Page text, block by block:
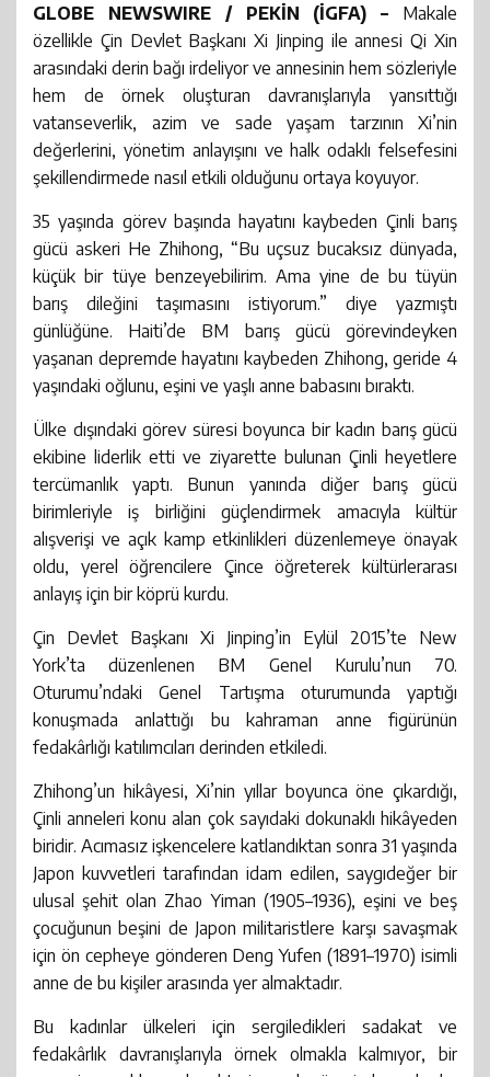
GLOBE NEWSWIRE / PEKİN (İGFA) – Makale
özellikle Çin Devlet Başkanı Xi Jinping ile annesi Qi Xin
arasındaki derin bağı irdeliyor ve annesinin hem sözleriyle
hem de örnek oluşturan davranışlarıyla yansıttığı
vatanseverlik, azim ve sade yaşam tarzının Xi’nin
değerlerini, yönetim anlayışını ve halk odaklı felsefesini
şekillendirmede nasıl etkili olduğunu ortaya koyuyor.
35 yaşında görev başında hayatını kaybeden Çinli barış
gücü askeri He Zhihong, “Bu uçsuz bucaksız dünyada,
küçük bir tüye benzeyebilirim. Ama yine de bu tüyün
barış dileğini taşımasını istiyorum.” diye yazmıştı
günlüğüne. Haiti’de BM barış gücü görevindeyken
yaşanan depremde hayatını kaybeden Zhihong, geride 4
yaşındaki oğlunu, eşini ve yaşlı anne babasını bıraktı.
Ülke dışındaki görev süresi boyunca bir kadın barış gücü
ekibine liderlik etti ve ziyarette bulunan Çinli heyetlere
tercümanlık yaptı. Bunun yanında diğer barış gücü
birimleriyle iş birliğini güçlendirmek amacıyla kültür
alışverişi ve açık kamp etkinlikleri düzenlemeye önayak
oldu, yerel öğrencilere Çince öğreterek kültürlerarası
anlayış için bir köprü kurdu.
Çin Devlet Başkanı Xi Jinping’in Eylül 2015’te New
York’ta düzenlenen BM Genel Kurulu’nun 70.
Oturumu’ndaki Genel Tartışma oturumunda yaptığı
konuşmada anlattığı bu kahraman anne figürünün
fedakârlığı katılımcıları derinden etkiledi.
Zhihong’un hikâyesi, Xi’nin yıllar boyunca öne çıkardığı,
Çinli anneleri konu alan çok sayıdaki dokunaklı hikâyeden
biridir. Acımasız işkencelere katlandıktan sonra 31 yaşında
Japon kuvvetleri tarafından idam edilen, saygıdeğer bir
ulusal şehit olan Zhao Yiman (1905–1936), eşini ve beş
çocuğunun beşini de Japon militaristlere karşı savaşmak
için ön cepheye gönderen Deng Yufen (1891–1970) isimli
anne de bu kişiler arasında yer almaktadır.
Bu kadınlar ülkeleri için sergiledikleri sadakat ve
fedakârlık davranışlarıyla örnek olmakla kalmıyor, bir